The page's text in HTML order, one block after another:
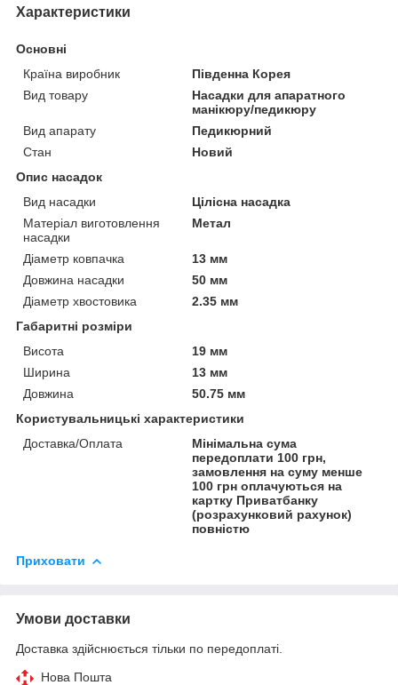
Характеристики
Основні
Країна виробник
Південна Корея
Вид товару
Насадки для апаратного
манікюру/педикюру
Вид апарату
Педикюрний
Стан
Новий
Опис насадок
Вид насадки
Цілісна насадка
Матеріал виготовлення
насадки
Метал
Діаметр ковпачка
13 мм
Довжина насадки
50 мм
Діаметр хвостовика
2.35 мм
Габаритні розміри
Висота
19 мм
Ширина
13 мм
Довжина
50.75 мм
Користувальницькі характеристики
Доставка/Оплата
Мінімальна сума
передоплати 100 грн,
замовлення на суму менше
100 грн оплачуються на
картку Приватбанку
(розрахунковий рахунок)
повністю
Приховати
Умови доставки
Доставка здійснюється тільки по передоплаті.
Нова Пошта